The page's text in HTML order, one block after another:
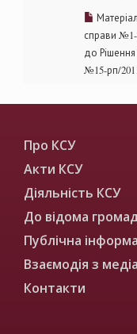
справи №1-
до
№15-рп/
Про КСУ
Акти КСУ
Діяльність КСУ
До відома
Публічна
Взаємодія з медіа
Контакти